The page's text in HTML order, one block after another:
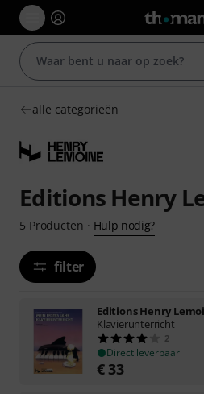
alle categorieën
Editions Henry
5 Producten · Hulp nodig?
filter
Editions Henry
Klavierunterricht
2
Direct leverbaar
€ 33